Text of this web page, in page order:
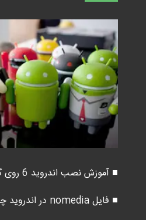
■ آموزش نصب اندروید 6 روی گلکسی اس 5
■ فایل nomedia در اندروید چیه ؟